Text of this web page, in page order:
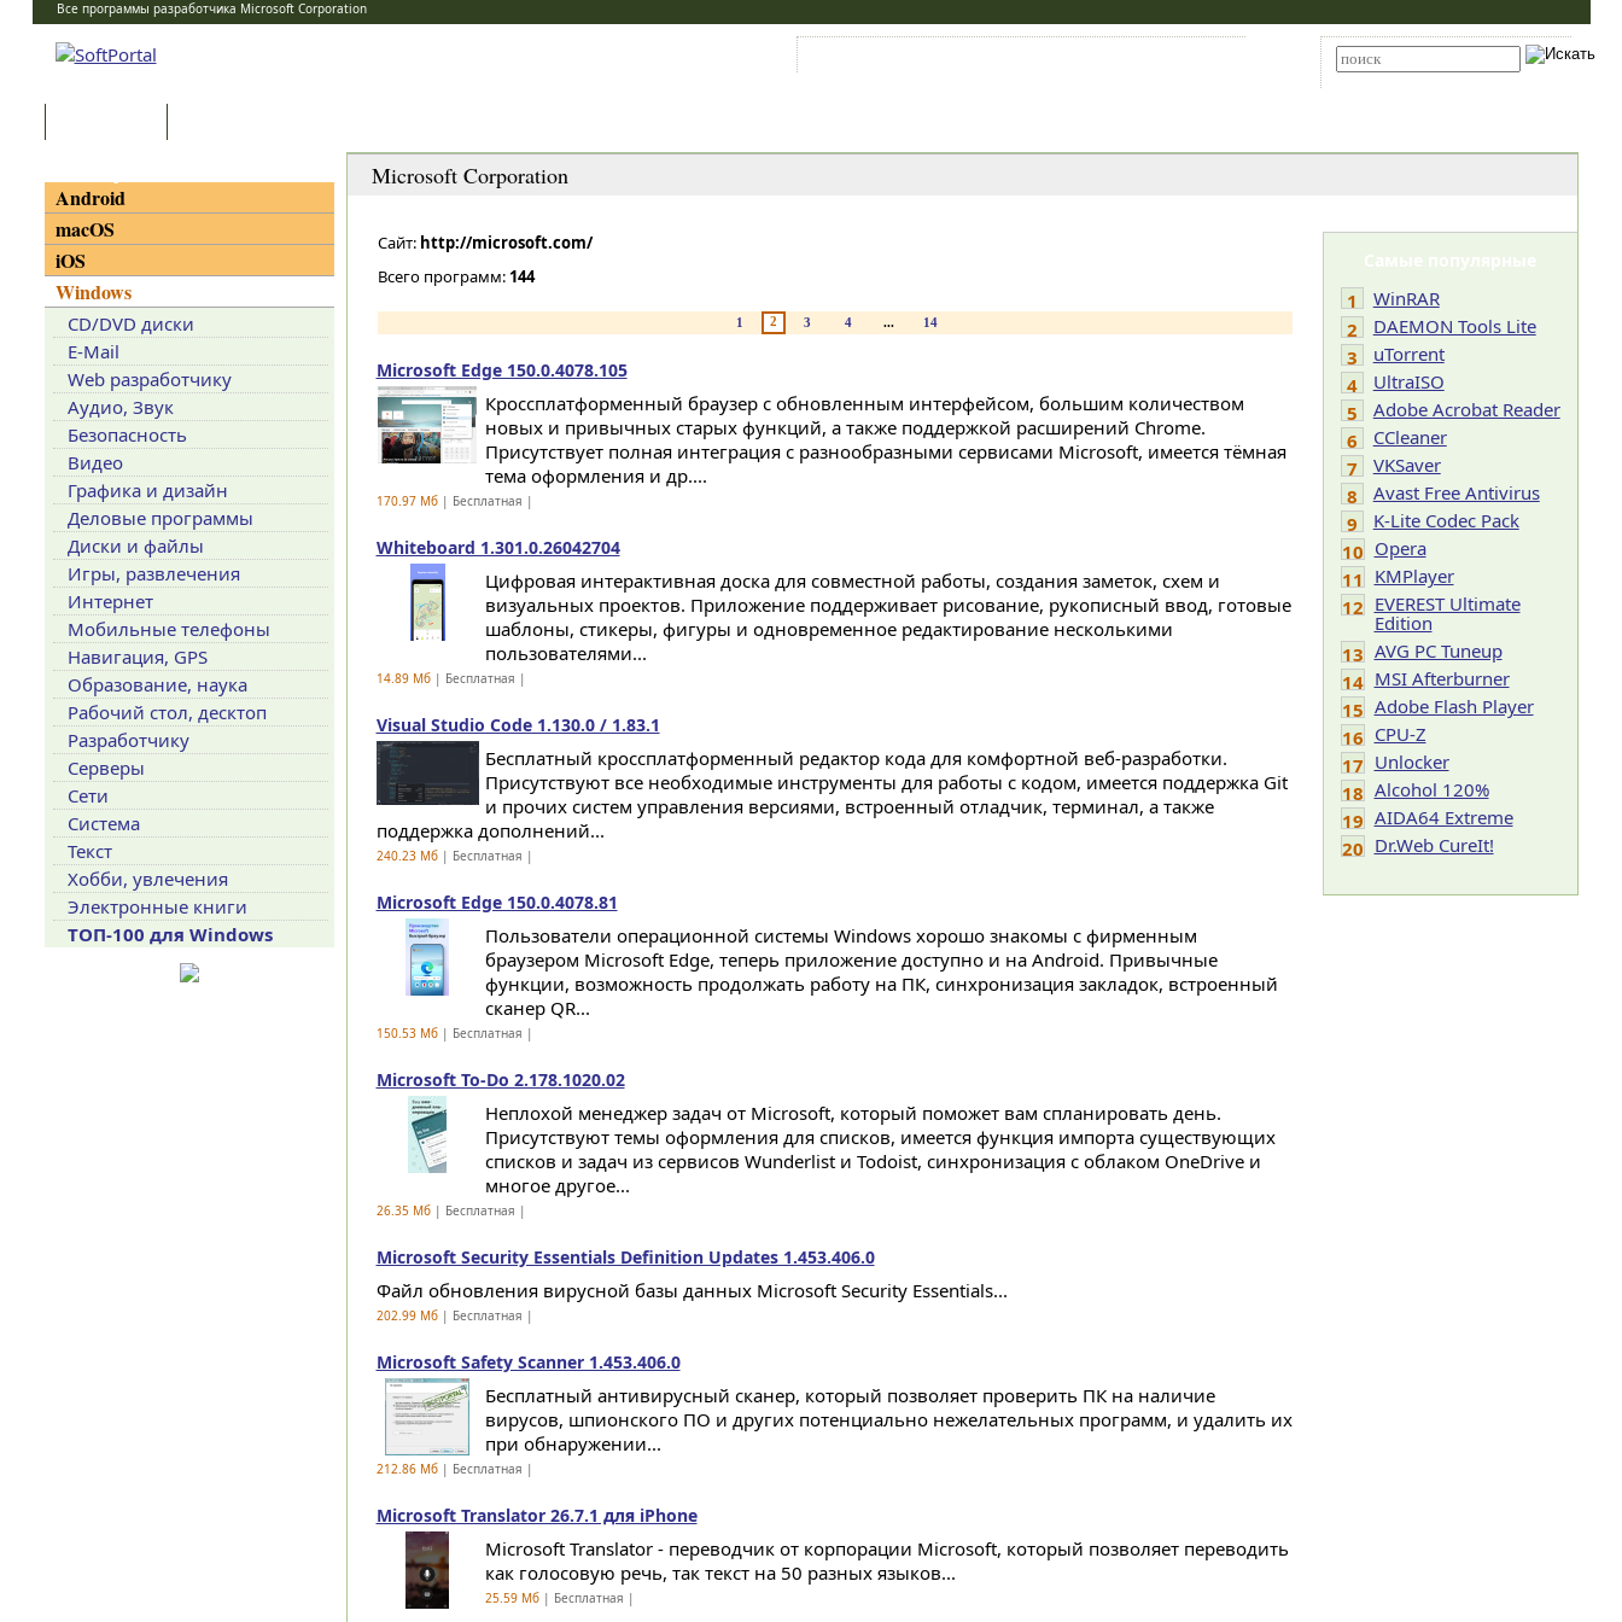
Все программы разработчика Microsoft Corporation
Microsoft Corporation
Сайт: http://microsoft.com/
Всего программ: 144
1 2 3 4 ... 14
Microsoft Edge 150.0.4078.105
Кроссплатформенный браузер с обновленным интерфейсом, большим количеством
новых и привычных старых функций, а также поддержкой расширений Chrome.
Присутствует полная интеграция с разнообразными сервисами Microsoft, имеется тёмная
тема оформления и др....
170.97 Мб| Бесплатная |
Whiteboard 1.301.0.26042704
Цифровая интерактивная доска для совместной работы, создания заметок, схем и
визуальных проектов. Приложение поддерживает рисование, рукописный ввод, готовые
шаблоны, стикеры, фигуры и одновременное редактирование несколькими
пользователями...
14.89 Мб| Бесплатная |
Visual Studio Code 1.130.0 / 1.83.1
Бесплатный кроссплатформенный редактор кода для комфортной веб-разработки.
Присутствуют все необходимые инструменты для работы с кодом, имеется поддержка Git
и прочих систем управления версиями, встроенный отладчик, терминал, а также
поддержка дополнений...
240.23 Мб| Бесплатная |
Microsoft Edge 150.0.4078.81
Пользователи операционной системы Windows хорошо знакомы с фирменным
браузером Microsoft Edge, теперь приложение доступно и на Android. Привычные
функции, возможность продолжать работу на ПК, синхронизация закладок, встроенный
сканер QR...
150.53 Мб| Бесплатная |
Microsoft To-Do 2.178.1020.02
Неплохой менеджер задач от Microsoft, который поможет вам спланировать день.
Присутствуют темы оформления для списков, имеется функция импорта существующих
списков и задач из сервисов Wunderlist и Todoist, синхронизация с облаком OneDrive и
многое другое...
26.35 Мб| Бесплатная |
Microsoft Security Essentials Definition Updates 1.453.406.0
Файл обновления вирусной базы данных Microsoft Security Essentials...
202.99 Мб| Бесплатная |
Microsoft Safety Scanner 1.453.406.0
Бесплатный антивирусный сканер, который позволяет проверить ПК на наличие
вирусов, шпионского ПО и других потенциально нежелательных программ, и удалить их
при обнаружении...
212.86 Мб| Бесплатная |
Microsoft Translator 26.7.1 для iPhone
Microsoft Translator - переводчик от корпорации Microsoft, который позволяет переводить
как голосовую речь, так текст на 50 разных языков...
25.59 Мб| Бесплатная |
Самые популярные
1
WinRAR
2
DAEMON Tools Lite
3
uTorrent
4
UltraISO
5
Adobe Acrobat Reader
6
CCleaner
7
VKSaver
8
Avast Free Antivirus
9
K-Lite Codec Pack
10 Opera
11 KMPlayer
12 EVEREST Ultimate
Edition
13 AVG PC Tuneup
14 MSI Afterburner
15 Adobe Flash Player
16 CPU-Z
17 Unlocker
18 Alcohol 120%
19 AIDA64 Extreme
20 Dr.Web CureIt!
Android
macOS
iOS
Windows
CD/DVD диски
E-Mail
Web разработчику
Аудио, Звук
Безопасность
Видео
Графика и дизайн
Деловые программы
Диски и файлы
Игры, развлечения
Интернет
Мобильные телефоны
Навигация, GPS
Образование, наука
Рабочий стол, десктоп
Разработчику
Серверы
Сети
Система
Текст
Хобби, увлечения
Электронные книги
ТОП-100 для Windows